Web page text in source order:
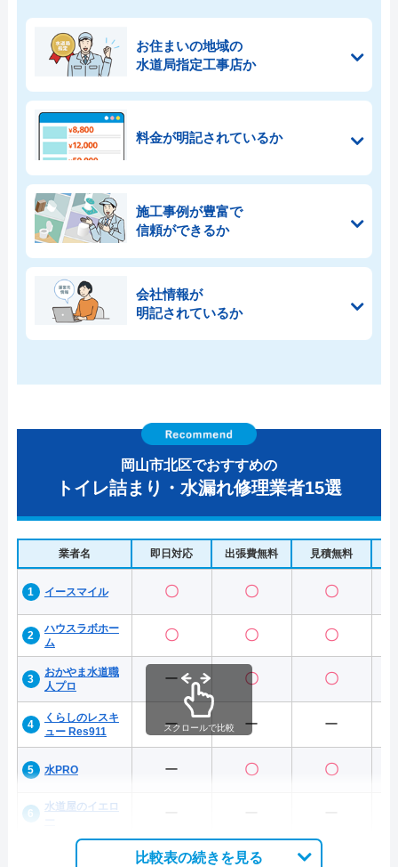
お住まいの地域の
水道局指定工事店か
料金が明記されているか
施工事例が豊富で
信頼ができるか
会社情報が
明記されているか
岡山市北区でおすすめの
トイレ詰まり・水漏れ修理業者15選
業者名 即日対応 出張費無料 見積無料
イースマイル 〇 〇 〇
ハウスラボホー
ム
〇 〇 〇
おかやま水道職
人プロ
ー 〇 〇
くらしのレスキ
ュー Res911
ー ー ー
水PRO ー 〇 〇
水道屋のイエロ
スクロールで比較
比較表の続きを見る